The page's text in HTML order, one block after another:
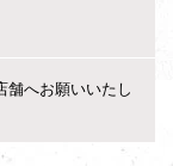
舗へお願いいたし